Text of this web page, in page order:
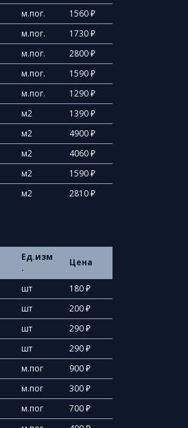
м.пог.
1560 ₽
м.пог.
1730 ₽
м.пог.
2800 ₽
м.пог.
1590 ₽
м.пог.
1290 ₽
м2
1390 ₽
м2
4900 ₽
м2
4060 ₽
м2
1590 ₽
м2 2810 ₽
Ед.изм
.
Цена
шт
180 ₽
шт
200 ₽
шт
290 ₽
шт
290 ₽
м.пог
900 ₽
м.пог
300 ₽
м.пог
700 ₽